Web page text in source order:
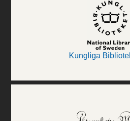
Kungliga